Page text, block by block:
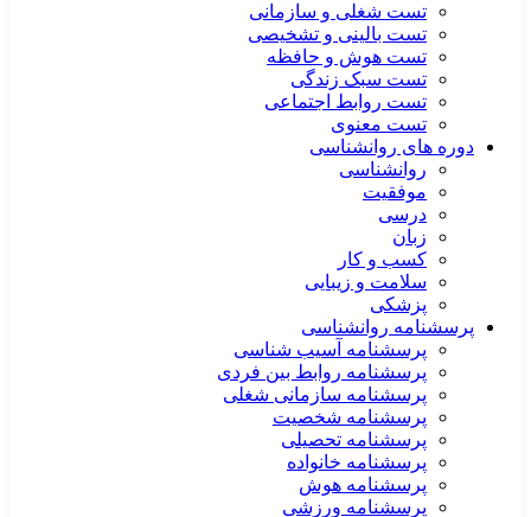
تست شغلی و سازمانی
تست بالینی و تشخیصی
تست هوش و حافظه
تست سبک زندگی
تست روابط اجتماعی
تست معنوی
دوره های روانشناسی
روانشناسی
موفقیت
درسی
زبان
کسب و کار
سلامت و زیبایی
پزشکی
پرسشنامه روانشناسی
پرسشنامه آسیب شناسی
پرسشنامه روابط بین فردی
پرسشنامه سازمانی شغلی
پرسشنامه شخصیت
پرسشنامه تحصیلی
پرسشنامه خانواده
پرسشنامه هوش
پرسشنامه ورزشی